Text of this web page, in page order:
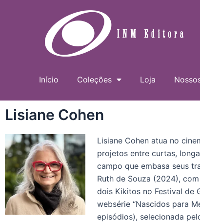
Início Coleções Loja
Lisiane Cohen
Lisiane Cohen atua no
projetos entre curtas,
campo que embasa seus
Ruth de Souza (2024),
dois Kikitos no Festival de
websérie “Nascidos para
episódios), selecionada